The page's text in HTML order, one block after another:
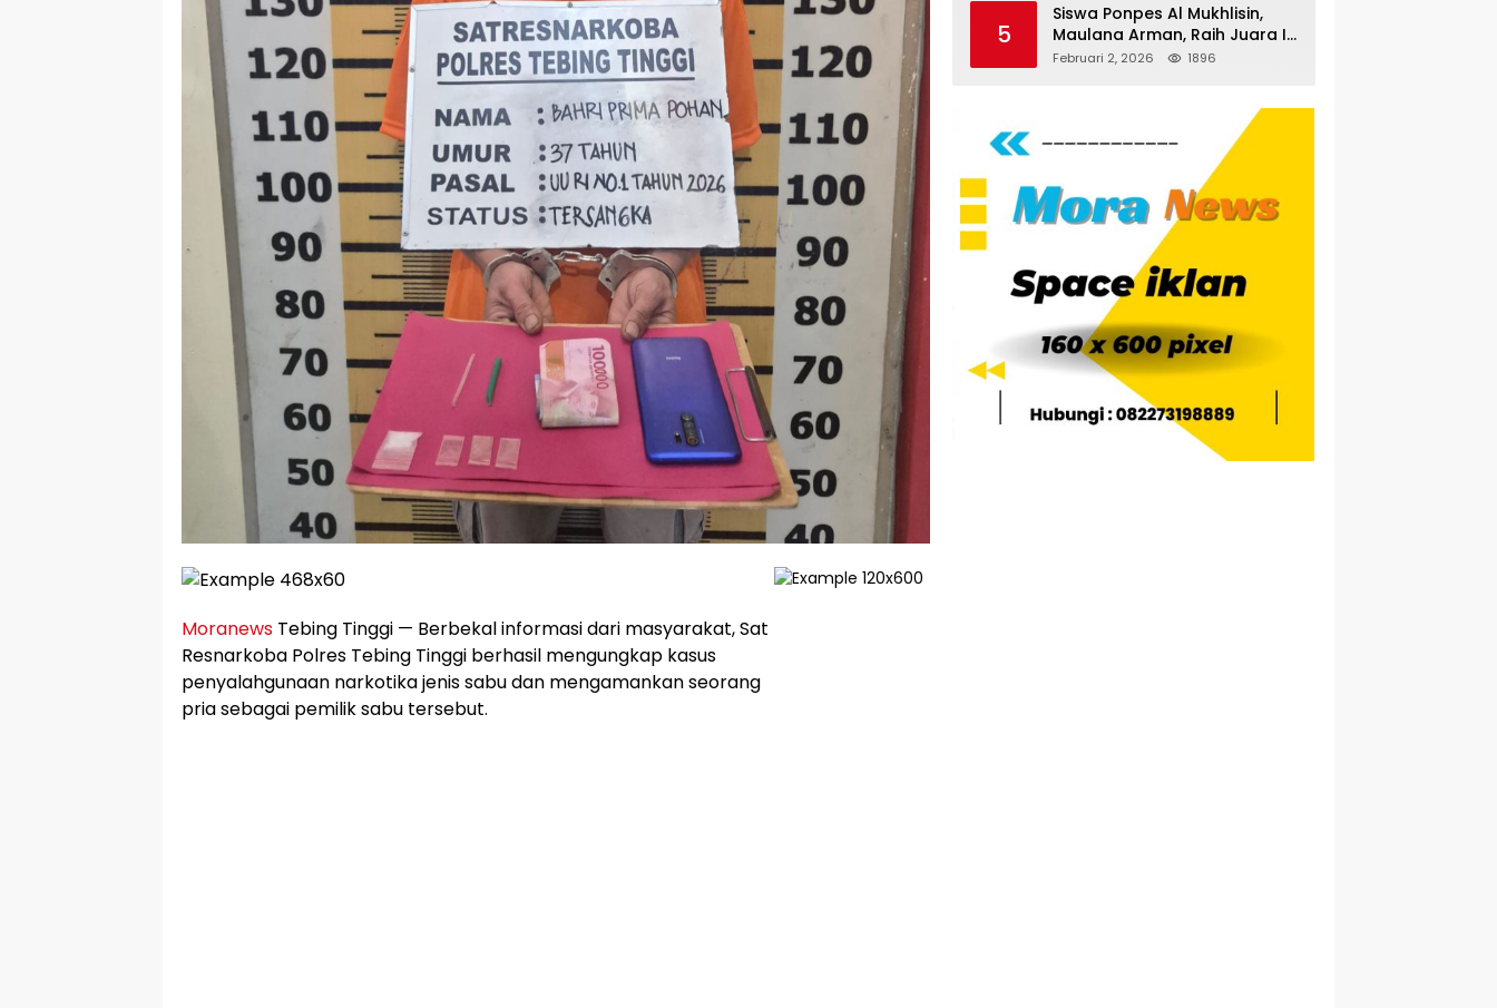
Moranews Tebing Tinggi — Berbekal informasi dari masyarakat, Sat
Resnarkoba Polres Tebing Tinggi berhasil mengungkap kasus
penyalahgunaan narkotika jenis sabu dan mengamankan seorang
pria sebagai pemilik sabu tersebut.
5
Siswa Ponpes Al Mukhlisin,
Maulana Arman, Raih Juara I
Taekwondo Junior Putra di
Februari 2, 2026 1896